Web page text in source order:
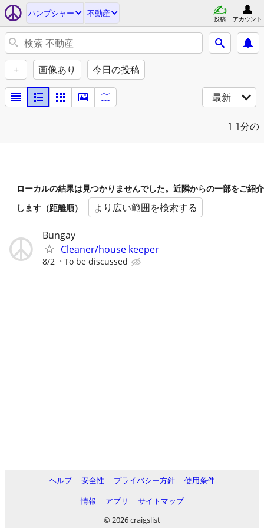
ハンプシャー 不動産
投稿 アカウント
+ 画像あり 今日の投稿
最新
1 1分の
ローカルの結果は見つかりませんでした。近隣からの一部をご紹介
します（距離順）
より広い範囲を検索する
Bungay
Cleaner/house keeper
8/2 To be discussed
ヘルプ 安全性 プライバシー方針
使用条件
情報
アプリ
サイトマップ
© 2026 craigslist